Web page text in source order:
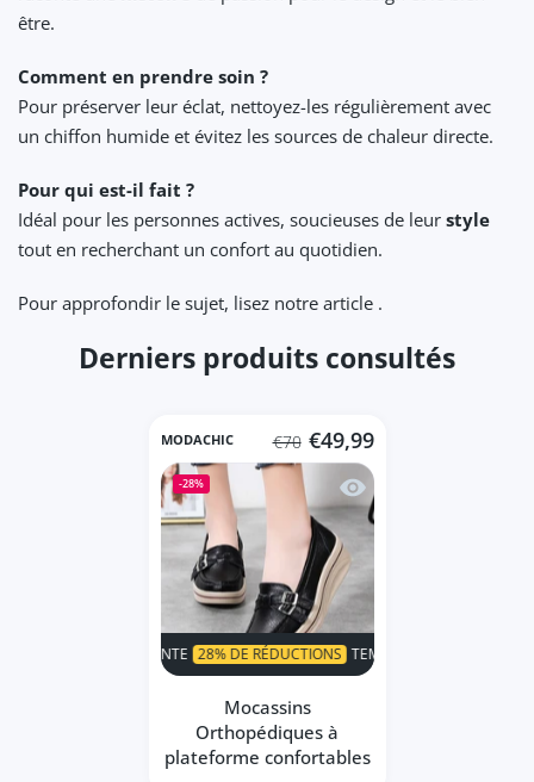
être.
Comment en prendre soin ?
Pour préserver leur éclat, nettoyez-les régulièrement avec
un chiffon humide et évitez les sources de chaleur directe.
Pour qui est-il fait ?
Idéal pour les personnes actives, soucieuses de leur style
tout en recherchant un confort au quotidien.
Pour approfondir le sujet, lisez notre article .
Derniers produits consultés
MODACHIC €49,99
€70
-28% Aperçu rapide
28% DE RÉDUCTIONS TEMPS LIMITÉ!
Mocassins
Orthopédiques à
plateforme confortables